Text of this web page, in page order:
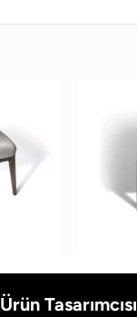
Ürün Tasarımcısı